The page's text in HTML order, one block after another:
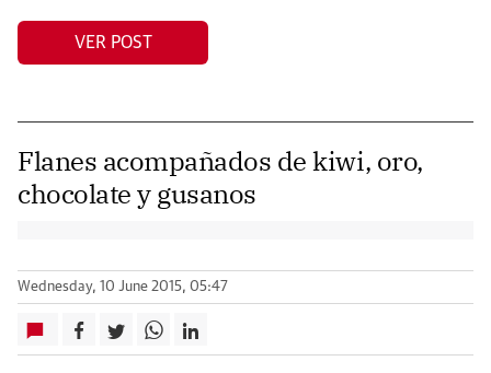
VER POST
Flanes acompañados de kiwi, oro,
chocolate y gusanos
Wednesday, 10 June 2015, 05:47